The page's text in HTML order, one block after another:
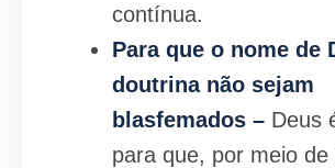
contínua.
Para que o nome de
doutrina não sejam
blasfemados – Deus
para que, por meio de